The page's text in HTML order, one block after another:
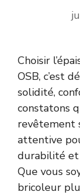
Choisir
OSB, c’est
solidité,
constatons
revêtement
attentive
durabilité et
Que vous
bricoleur